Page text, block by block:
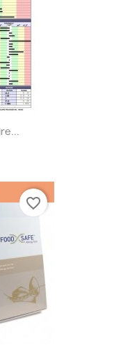
favorite_border